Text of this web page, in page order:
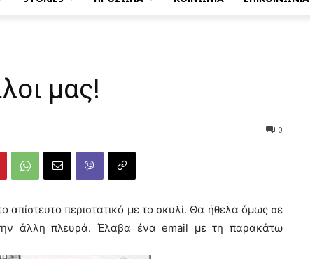
μας!
0
περιστατικό με το σκυλί. Θα ήθελα όμως σε
άλλη πλευρά. Έλαβα ένα email με τη παρακάτω